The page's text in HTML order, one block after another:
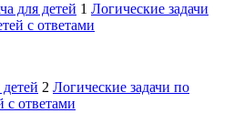
для детей 1 Логические задачи
с ответами
2 Логические задачи по
с ответами